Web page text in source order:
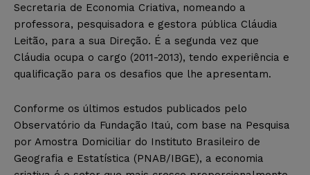
Secretaria de Economia Criativa, nomeando a
professora, pesquisadora e gestora pública Cláudia
Leitão, para a sua Direção. É a segunda vez que
Cláudia ocupa o cargo (2011-2013), tendo experiência e
qualificação para os desafios que lhe apresentam.
Conforme os últimos estudos publicados pelo
Observatório da Fundação Itaú, com base na Pesquisa
por Amostra Domiciliar do Instituto Brasileiro de
Geografia e Estatística (PNAB/IBGE), a economia